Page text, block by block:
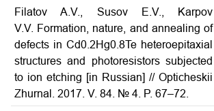
Filatov A.V., Susov E.V., Karpov
V.V. Formation, nature, and annealing of
defects in Cd0.2Hg0.8Te heteroepitaxial
structures and photoresistors subjected
to ion etching [in Russian] // Opticheskii
Zhurnal. 2017. V. 84. № 4. P. 67–72.